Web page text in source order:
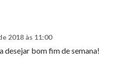
2018 às 11:00
desejar bom fim de semana!